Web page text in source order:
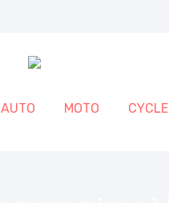
AUTO MOTO CYCLE